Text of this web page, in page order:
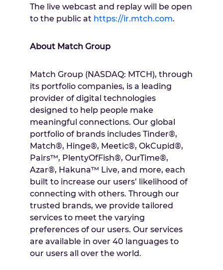
The live webcast and replay will be open
to the public at https://ir.mtch.com.
About Match Group
Match Group (NASDAQ: MTCH), through
its portfolio companies, is a leading
provider of digital technologies
designed to help people make
meaningful connections. Our global
portfolio of brands includes Tinder®,
Match®, Hinge®, Meetic®, OkCupid®,
Pairs™, PlentyOfFish®, OurTime®,
Azar®, Hakuna™ Live, and more, each
built to increase our users’ likelihood of
connecting with others. Through our
trusted brands, we provide tailored
services to meet the varying
preferences of our users. Our services
are available in over 40 languages to
our users all over the world.